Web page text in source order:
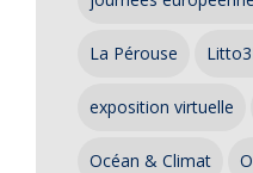
La Pérouse
exposition virtuelle
Océan & Climat